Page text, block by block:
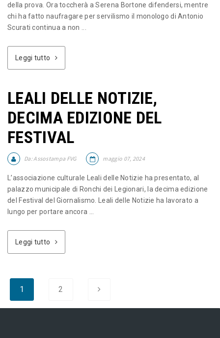
della prova. Ora toccherà a Serena Bortone difendersi, mentre
chi ha fatto naufragare per servilismo il monologo di Antonio
Scurati continua a non ...
Leggi tutto
LEALI DELLE NOTIZIE,
DECIMA EDIZIONE DEL
FESTIVAL
Da:Assostampa FVG maggio 07, 2024
L’associazione culturale Leali delle Notizie ha presentato, al
palazzo municipale di Ronchi dei Legionari, la decima edizione
del Festival del Giornalismo. Leali delle Notizie ha lavorato a
lungo per portare ancora ...
Leggi tutto
1 2